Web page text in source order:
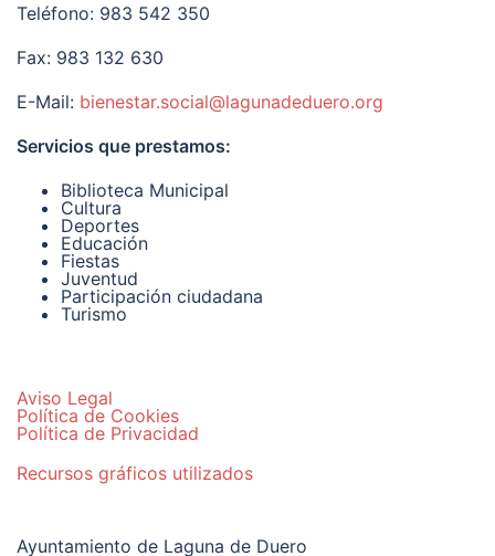
Teléfono: 983 542 350
Fax: 983 132 630
E-Mail: bienestar.social@lagunadeduero.org
Servicios que prestamos:
Biblioteca Municipal
Cultura
Deportes
Educación
Fiestas
Juventud
Participación ciudadana
Turismo
Aviso Legal
Política de Cookies
Política de Privacidad
Recursos gráficos utilizados
Ayuntamiento de Laguna de Duero